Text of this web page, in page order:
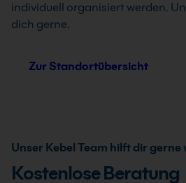
individuell organisiert werden.
dich gerne.
Zur Standortübersicht
Unser Kebel Team hilft dir gerne
Kostenlose Beratung